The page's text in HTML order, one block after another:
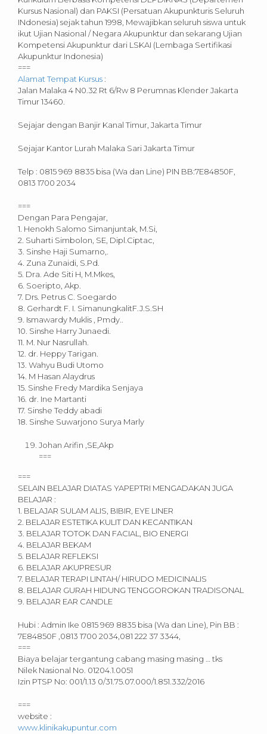
Kursus Nasional) dan PAKSI (Persatuan Akupunkturis Seluruh
INdonesia) sejak tahun 1998, Mewajibkan seluruh siswa untuk
ikut Ujian Nasional / Negara Akupunktur dan sekarang Ujian
Kompetensi Akupunktur dari LSKAI (Lembaga Sertifikasi
Akupunktur Indonesia)
===
Alamat Tempat Kursus:
Jalan Malaka 4 N0.32 Rt 6/Rw 8 Perumnas Klender Jakarta
Timur 13460.
Sejajar dengan Banjir Kanal Timur, Jakarta Timur
Sejajar Kantor Lurah Malaka Sari Jakarta Timur
Telp : 0815 969 8835 bisa (Wa dan Line) PIN BB:7E84850F,
0813 1700 2034
===
Dengan Para Pengajar,
1. Henokh Salomo Simanjuntak, M.Si,
2. Suharti Simbolon, SE, Dipl.Ciptac,
3. Sinshe Haji Sumarno,.
4. Zuna Zunaidi, S.Pd.
5. Dra. Ade Siti H, M.Mkes,
6. Soeripto, Akp.
7. Drs. Petrus C. Soegardo
8. Gerhardt F. I. SimanungkalitF.J.S.SH
9. Ismawardy Muklis , Pmdy..
10. Sinshe Harry Junaedi.
11. M. Nur Nasrullah.
12. dr. Heppy Tarigan.
13. Wahyu Budi Utomo
14. M Hasan Alaydrus
15. Sinshe Fredy Mardika Senjaya
16. dr. Ine Martanti
17. Sinshe Teddy abadi
18. Sinshe Suwarjono Surya Marly
Johan Arifin ,SE,Akp
===
===
SELAIN BELAJAR DIATAS YAPEPTRI MENGADAKAN JUGA
BELAJAR :
1. BELAJAR SULAM ALIS, BIBIR, EYE LINER
2. BELAJAR ESTETIKA KULIT DAN KECANTIKAN
3. BELAJAR TOTOK DAN FACIAL, BIO ENERGI
4. BELAJAR BEKAM
5. BELAJAR REFLEKSI
6. BELAJAR AKUPRESUR
7. BELAJAR TERAPI LINTAH/ HIRUDO MEDICINALIS
8. BELAJAR GURAH HIDUNG TENGGOROKAN TRADISONAL
9. BELAJAR EAR CANDLE
Hubi : Admin Ike 0815 969 8835 bisa (Wa dan Line), Pin BB :
7E84850F ,0813 1700 2034,081 222 37 3344,
===
Biaya belajar tergantung cabang masing masing … tks
Nilek Nasional No. 01204.1.0051
Izin PTSP No: 001/1.13 0/31.75.07.000/1.851.332/2016
===
website :
www.klinikakupuntur.com